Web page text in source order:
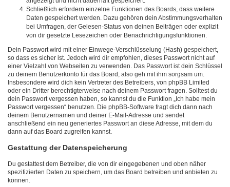
Schließlich erfordern einzelne Funktionen des Boards, dass weitere
Daten gespeichert werden. Dazu gehören dein Abstimmungsverhalten
bei Umfragen, der Gelesen-Status von deinen Beiträgen oder explizit
von dir gesetzte Lesezeichen oder Benachrichtigungsfunktionen.
Dein Passwort wird mit einer Einwege-Verschlüsselung (Hash) gespeichert,
so dass es sicher ist. Jedoch wird dir empfohlen, dieses Passwort nicht auf
einer Vielzahl von Webseiten zu verwenden. Das Passwort ist dein Schlüssel
zu deinem Benutzerkonto für das Board, also geh mit ihm sorgsam um.
Insbesondere wird dich kein Vertreter des Betreibers, von phpBB Limited
oder ein Dritter berechtigterweise nach deinem Passwort fragen. Solltest du
dein Passwort vergessen haben, so kannst du die Funktion „Ich habe mein
Passwort vergessen“ benutzen. Die phpBB-Software fragt dich dann nach
deinem Benutzernamen und deiner E-Mail-Adresse und sendet
anschließend ein neu generiertes Passwort an diese Adresse, mit dem du
dann auf das Board zugreifen kannst.
Gestattung der Datenspeicherung
Du gestattest dem Betreiber, die von dir eingegebenen und oben näher
spezifizierten Daten zu speichern, um das Board betreiben und anbieten zu
können.